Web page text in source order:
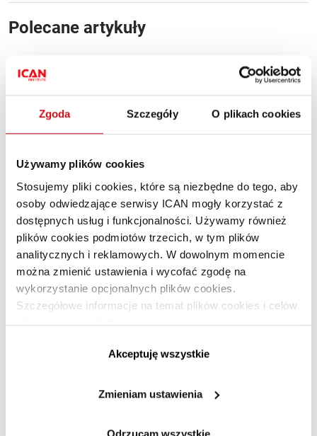
Zgoda Szczegóły O plikach cookies
Używamy plików cookies
Stosujemy pliki cookies, które są niezbędne do tego, aby
osoby odwiedzające serwisy ICAN mogły korzystać z
dostępnych usług i funkcjonalności. Używamy również
plików cookies podmiotów trzecich, w tym plików
analitycznych i reklamowych. W dowolnym momencie
można zmienić ustawienia i wycofać zgodę na
wykorzystanie opcjonalnych plików cookies.
Szczegółowe informacje na temat plików cookies i celów
ich stosowania dostępne są na stronie
Akceptuję wszystkie
Zmieniam ustawienia
Polecane artykuły
Image not found
Jak sprzedawać na rynku
masowym?
Jak stworzyć atrakcyjne miejsce
pracy?